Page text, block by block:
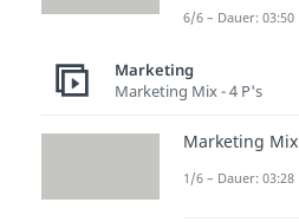
6/6 – Dauer: 03:50
Marketing
Marketing Mix - 4 P's
Marketing Mix
1/6 – Dauer: 03:28